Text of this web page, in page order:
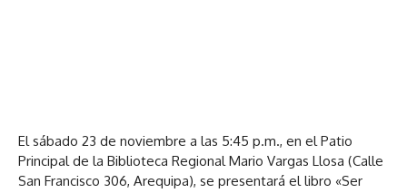
El sábado 23 de noviembre a las 5:45 p.m., en el Patio
Principal de la Biblioteca Regional Mario Vargas Llosa (Calle
San Francisco 306, Arequipa), se presentará el libro «Ser